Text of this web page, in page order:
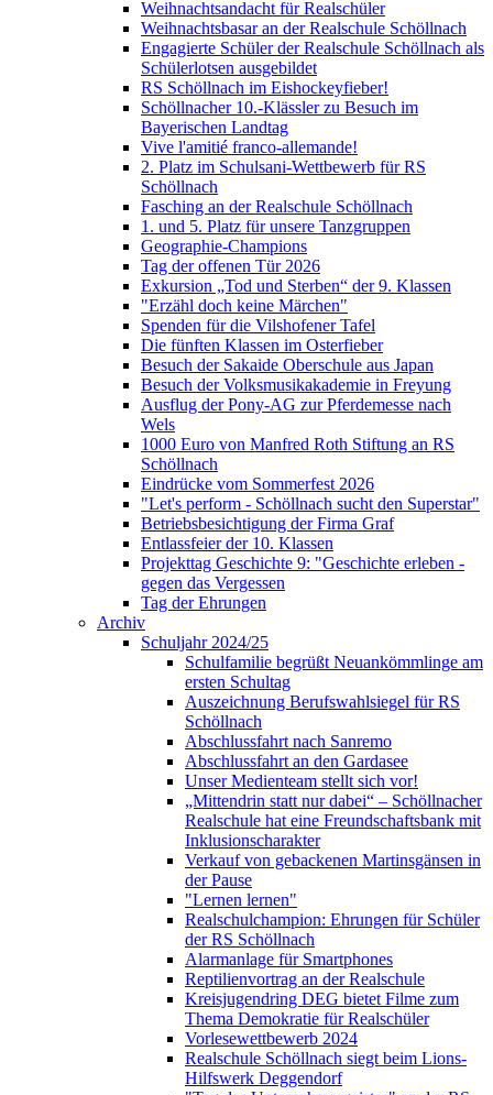
Weihnachtsandacht für Realschüler
Weihnachtsbasar an der Realschule Schöllnach
Engagierte Schüler der Realschule Schöllnach als
Schülerlotsen ausgebildet
RS Schöllnach im Eishockeyfieber!
Schöllnacher 10.-Klässler zu Besuch im
Bayerischen Landtag
Vive l'amitié franco-allemande!
2. Platz im Schulsani-Wettbewerb für RS
Schöllnach
Fasching an der Realschule Schöllnach
1. und 5. Platz für unsere Tanzgruppen
Geographie-Champions
Tag der offenen Tür 2026
Exkursion „Tod und Sterben“ der 9. Klassen
"Erzähl doch keine Märchen"
Spenden für die Vilshofener Tafel
Die fünften Klassen im Osterfieber
Besuch der Sakaide Oberschule aus Japan
Besuch der Volksmusikakademie in Freyung
Ausflug der Pony-AG zur Pferdemesse nach
Wels
1000 Euro von Manfred Roth Stiftung an RS
Schöllnach
Eindrücke vom Sommerfest 2026
"Let's perform - Schöllnach sucht den Superstar"
Betriebsbesichtigung der Firma Graf
Entlassfeier der 10. Klassen
Projekttag Geschichte 9: "Geschichte erleben -
gegen das Vergessen
Tag der Ehrungen
Archiv
Schuljahr 2024/25
Schulfamilie begrüßt Neuankömmlinge am
ersten Schultag
Auszeichnung Berufswahlsiegel für RS
Schöllnach
Abschlussfahrt nach Sanremo
Abschlussfahrt an den Gardasee
Unser Medienteam stellt sich vor!
„Mittendrin statt nur dabei“ – Schöllnacher
Realschule hat eine Freundschaftsbank mit
Inklusionscharakter
Verkauf von gebackenen Martinsgänsen in
der Pause
"Lernen lernen"
Realschulchampion: Ehrungen für Schüler
der RS Schöllnach
Alarmanlage für Smartphones
Reptilienvortrag an der Realschule
Kreisjugendring DEG bietet Filme zum
Thema Demokratie für Realschüler
Vorlesewettbewerb 2024
Realschule Schöllnach siegt beim Lions-
Hilfswerk Deggendorf